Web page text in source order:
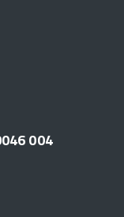
004